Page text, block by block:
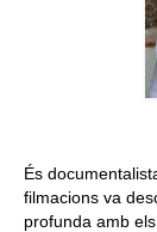
És
filmacions va
profunda amb